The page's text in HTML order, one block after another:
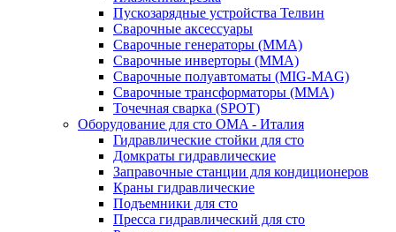
Пускозарядные устройства Телвин
Сварочные аксессуары
Сварочные генераторы (MMA)
Сварочные инверторы (MMA)
Сварочные полуавтоматы (MIG-MAG)
Сварочные трансформаторы (MMA)
Точечная сварка (SPOT)
Оборудование для сто OMA - Италия
Гидравлические стойки для сто
Домкраты гидравлические
Заправочные станции для кондиционеров
Краны гидравлические
Подъемники для сто
Пресса гидравлический для сто